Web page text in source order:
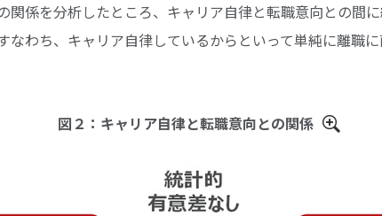
関係を分析したところ、キャリア自律と転職意向との間
なわち、キャリア自律しているからといって単純に離職
図２：キャリア自律と転職意向との関係